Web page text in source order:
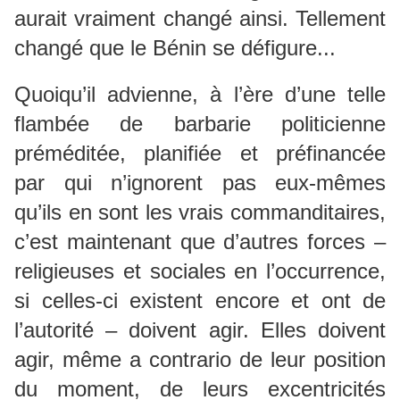
aurait vraiment changé ainsi. Tellement
changé que le Bénin se défigure...
Quoiqu’il advienne, à l’ère d’une telle
flambée de barbarie politicienne
préméditée, planifiée et préfinancée
par qui n’ignorent pas eux-mêmes
qu’ils en sont les vrais commanditaires,
c’est maintenant que d’autres forces –
religieuses et sociales en l’occurrence,
si celles-ci existent encore et ont de
l’autorité – doivent agir. Elles doivent
agir, même a contrario de leur position
du moment, de leurs excentricités